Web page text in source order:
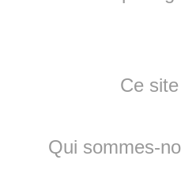
Ce
Qui sommes-